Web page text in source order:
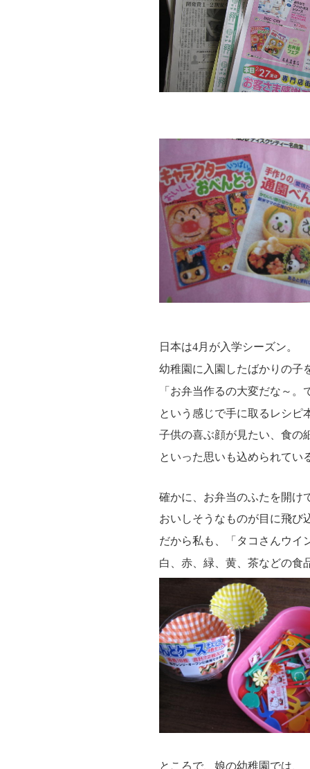
日本は4月が入学シーズン。
幼稚園に入園したばかりの子
「お弁当作るの大変だな～
という感じで手に取るレシピ
子供の喜ぶ顔が見たい、食の
といった思いも込められてい
確かに、お弁当のふたを開け
おいしそうなものが目に飛び
だから私も、「タコさんウイ
白、赤、緑、黄、茶などの食
ところで、娘の幼稚園では、